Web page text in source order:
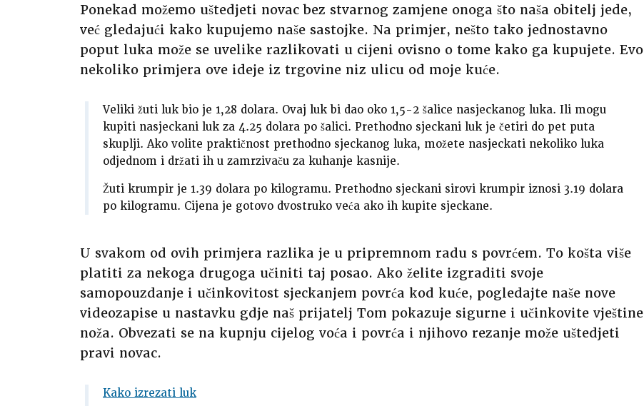
Ponekad možemo uštedjeti novac bez stvarnog zamjene onoga što naša obitelj jede,
već gledajući kako kupujemo naše sastojke. Na primjer, nešto tako jednostavno
poput luka može se uvelike razlikovati u cijeni ovisno o tome kako ga kupujete. Evo
nekoliko primjera ove ideje iz trgovine niz ulicu od moje kuće.
Veliki žuti luk bio je 1,28 dolara. Ovaj luk bi dao oko 1,5-2 šalice nasjeckanog luka. Ili mogu
kupiti nasjeckani luk za 4.25 dolara po šalici. Prethodno sjeckani luk je četiri do pet puta
skuplji. Ako volite praktičnost prethodno sjeckanog luka, možete nasjeckati nekoliko luka
odjednom i držati ih u zamrzivaču za kuhanje kasnije.
Žuti krumpir je 1.39 dolara po kilogramu. Prethodno sjeckani sirovi krumpir iznosi 3.19 dolara
po kilogramu. Cijena je gotovo dvostruko veća ako ih kupite sjeckane.
U svakom od ovih primjera razlika je u pripremnom radu s povrćem. To košta više
platiti za nekoga drugoga učiniti taj posao. Ako želite izgraditi svoje
samopouzdanje i učinkovitost sjeckanjem povrća kod kuće, pogledajte naše nove
videozapise u nastavku gdje naš prijatelj Tom pokazuje sigurne i učinkovite vještine
noža. Obvezati se na kupnju cijelog voća i povrća i njihovo rezanje može uštedjeti
pravi novac.
Kako izrezati luk